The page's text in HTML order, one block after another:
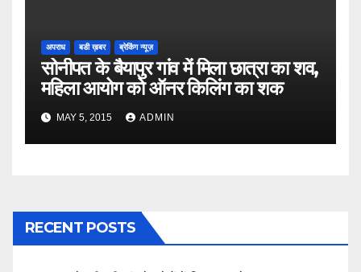
अपराध बडी ख़बर ब्रेकिंग न्यूज़
सोनीपत के बैयापुर गांव में मिला छात्रा का शव,
महिला आयोग को ऑनर किलिंग का शक
MAY 5, 2015 ADMIN
RECENT POSTS